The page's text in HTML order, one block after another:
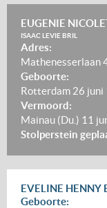
EUGENIE
ISAAC LEVIE BRIL
Adres:
Mathenesserlaan
Geboorte:
Rotterdam 26 juni
Vermoord:
Mainau (Du.) 11
Stolperstein
EVELINE HENNY
Geboorte: